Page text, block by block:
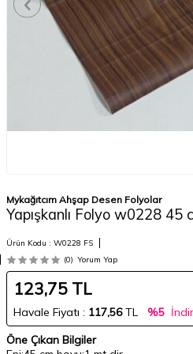
Mykağıtcım Ahşap Desen Folyolar
Yapışkanlı Folyo w0228 45
Ürün Kodu : W0228 FS
(0) Yorum Yap
123,75 TL
Havale Fiyatı : 117,56TL %5
Öne Çıkan Bilgiler